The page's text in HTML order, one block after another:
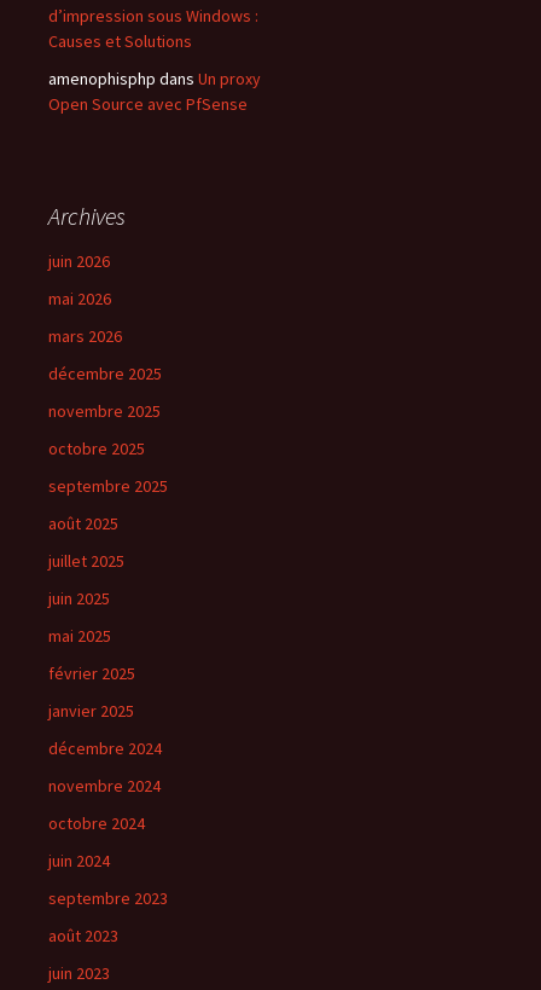
d’impression sous Windows :
Causes et Solutions
amenophisphp dans Un proxy
Open Source avec PfSense
Archives
juin 2026
mai 2026
mars 2026
décembre 2025
novembre 2025
octobre 2025
septembre 2025
août 2025
juillet 2025
juin 2025
mai 2025
février 2025
janvier 2025
décembre 2024
novembre 2024
octobre 2024
juin 2024
septembre 2023
août 2023
juin 2023